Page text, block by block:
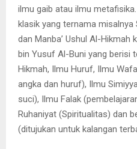
ilmu gaib atau ilmu
klasik yang ternama misalnya
dan Manba’ Ushul Al-Hikmah
bin Yusuf Al-Buni yang berisi
Hikmah, Ilmu Huruf, Ilmu
angka dan huruf), Ilmu
suci), Ilmu Falak
Ruhaniyat (Spiritualitas) dan
(ditujukan untuk kalangan